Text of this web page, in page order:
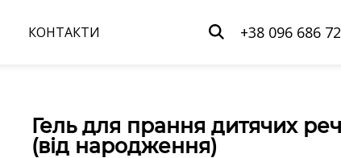
КОНТАКТИ +38 096 686
Гель для прання дитячих
(від народження)